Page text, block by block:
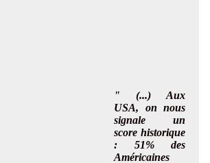
" (...) Aux
USA, on nous
signale un
score historique
: 51% des
Américaines